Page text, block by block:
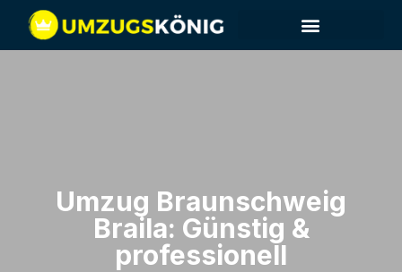
Umzug Braunschweig​
Braila: Günstig &
professionell​